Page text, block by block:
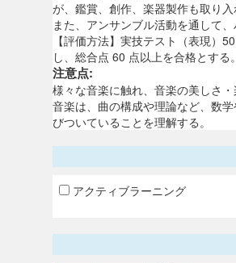
が、鑑賞、創作、楽器製作も取り入
また、アンサンブル活動を通して
【評価方法】実技テスト（表現）
し、総合点 60 点以上を合格とする。
注意点:
様々な音楽に触れ、音楽の美しさ
音楽は、曲の構成や理論など、数
びついていることを理解する。
アクティブラーニング